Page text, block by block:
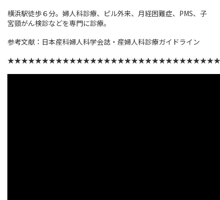
横浜駅徒歩６分。婦人科診療、ピル外来、月経困難症、PMS、子
宮頸がん検診などを専門に診療。
参考文献：日本産科婦人科学会誌・産婦人科診療ガイドライン